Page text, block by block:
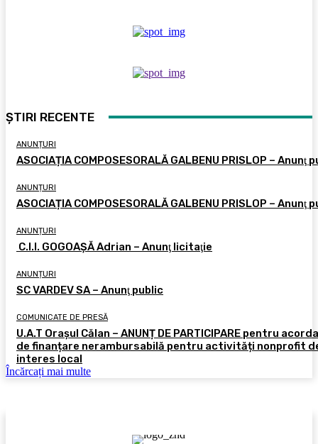
ȘTIRI RECENTE
ANUNȚURI
ASOCIAȚIA COMPOSESORALĂ GALBENU PRISLOP – Anunţ
ANUNȚURI
ASOCIAȚIA COMPOSESORALĂ GALBENU PRISLOP – Anunţ
ANUNȚURI
C.I.I. GOGOAŞĂ Adrian – Anunţ licitaţie
ANUNȚURI
SC VARDEV SA – Anunţ public
COMUNICATE DE PRESĂ
U.A.T Orașul Călan – ANUNȚ DE PARTICIPARE pentru
de finanțare nerambursabilă pentru activități nonprofit
interes local
Încărcați mai multe